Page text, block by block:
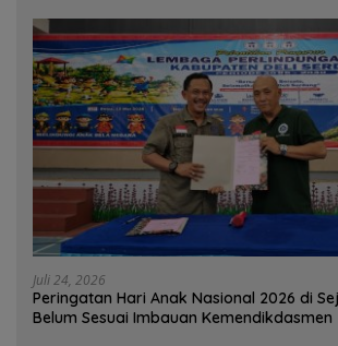
Juli 24, 2026
Peringatan Hari Anak Nasional 2026 di
Belum Sesuai Imbauan Kemendikdasmen